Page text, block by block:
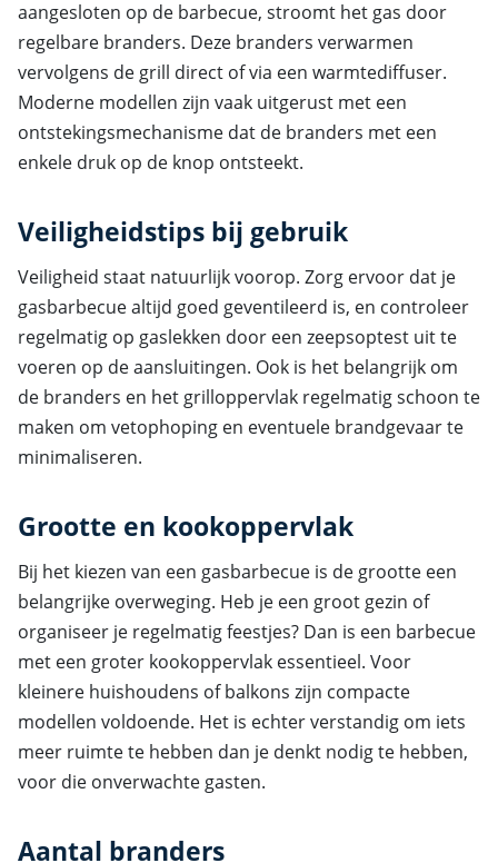
aangesloten op de barbecue, stroomt het gas door
regelbare branders. Deze branders verwarmen
vervolgens de grill direct of via een warmtediffuser.
Moderne modellen zijn vaak uitgerust met een
ontstekingsmechanisme dat de branders met een
enkele druk op de knop ontsteekt.
Veiligheidstips bij gebruik
Veiligheid staat natuurlijk voorop. Zorg ervoor dat je
gasbarbecue altijd goed geventileerd is, en controleer
regelmatig op gaslekken door een zeepsoptest uit te
voeren op de aansluitingen. Ook is het belangrijk om
de branders en het grilloppervlak regelmatig schoon te
maken om vetophoping en eventuele brandgevaar te
minimaliseren.
Grootte en kookoppervlak
Bij het kiezen van een gasbarbecue is de grootte een
belangrijke overweging. Heb je een groot gezin of
organiseer je regelmatig feestjes? Dan is een barbecue
met een groter kookoppervlak essentieel. Voor
kleinere huishoudens of balkons zijn compacte
modellen voldoende. Het is echter verstandig om iets
meer ruimte te hebben dan je denkt nodig te hebben,
voor die onverwachte gasten.
Aantal branders